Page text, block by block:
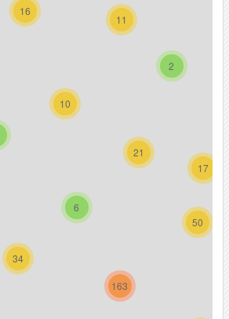
2
10
11
16
21
17
6
50
34
163